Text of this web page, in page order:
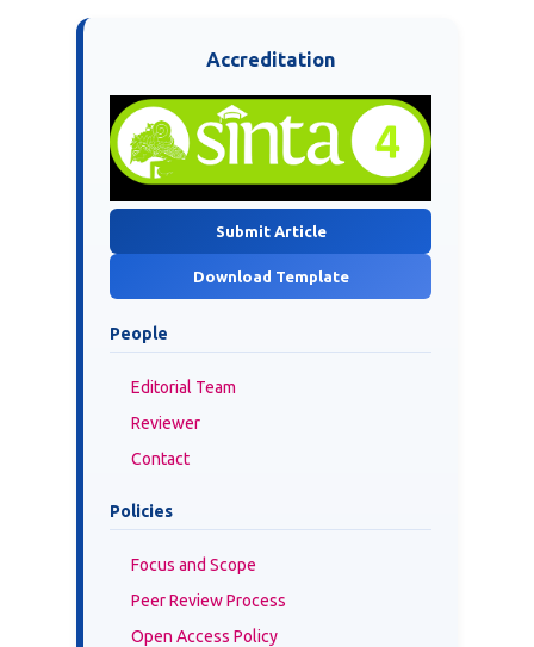
Accreditation
Submit Article
Download Template
People
Editorial Team
Reviewer
Contact
Policies
Focus and Scope
Peer Review Process
Open Access Policy